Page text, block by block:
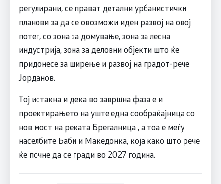
регулирани, се прават детални урбанистички
планови за да се овозможи иден развој на овој
потег, со зона за домување, зона за лесна
индустрија, зона за деловни објекти што ќе
придонесе за ширење и развој на градот-рече
Јорданов.
Тој истакна и дека во завршна фаза е и
проектирањето на уште една сообраќајница со
нов мост на реката Брегалница , а тоа е меѓу
населбите Баби и Македонка, која како што рече
ќе почне да се гради во 2027 година.